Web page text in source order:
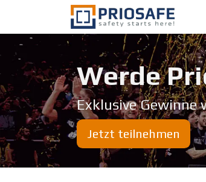
Zum Inhalt springen
Jetzt teilnehmen
Werde
Exklusive